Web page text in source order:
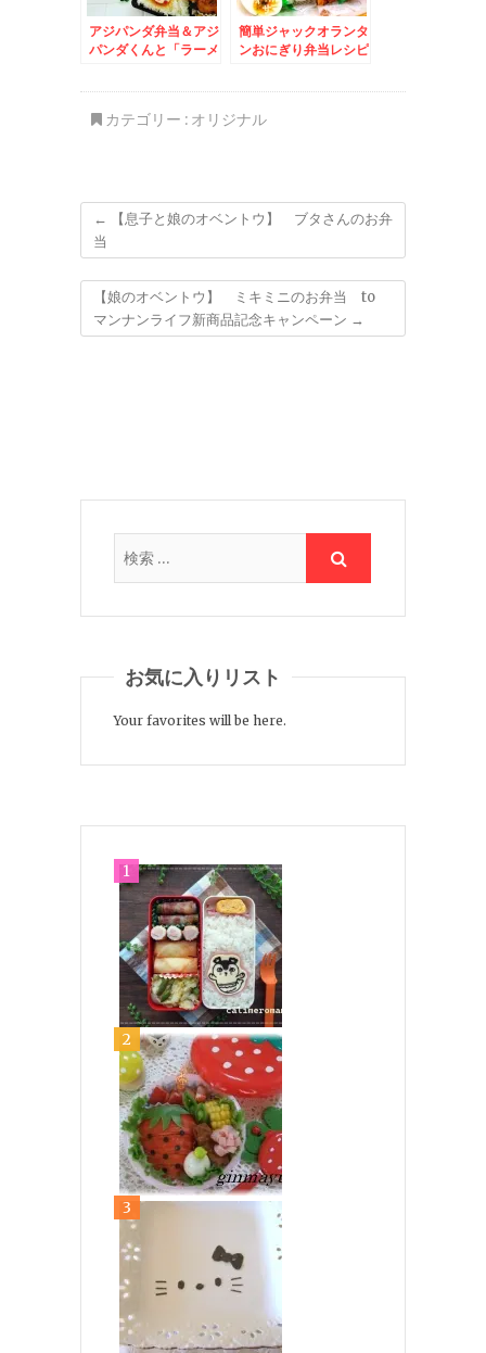
アジパンダ弁当＆アジ
パンダくんと「ラーメ
簡単ジャックオランタ
ンおにぎり弁当レシピ
カテゴリー : オリジナル
←
【息子と娘のオベントウ】 ブタさんのお弁
当
【娘のオベントウ】 ミキミニのお弁当 to
マンナンライフ新商品記念キャンペーン →
お気に入りリスト
Your favorites will be here.